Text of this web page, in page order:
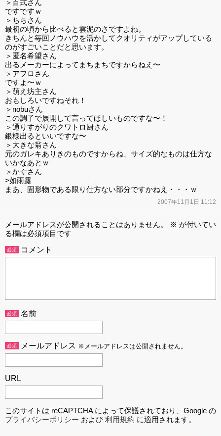
＞百式さん
ですですｗ
＞ちちさん
最初の頃から比べると雲泥のさですよね。
きちんと毎回ノウハウを活かしてクオリティがアップしている
のがすごいことだと思います。
＞匿名希望さん
出るメーカーによってまちまちですからねえ〜
＞アフロさん
ですよ〜ｗ
＞萌え坊主さん
おもしろいですねそれ！
＞nobuさん
この調子で展開して言ってほしいものですな〜！
＞通りすがりのクワトロ厨さん
銀様出るといいですな〜
＞大きな翁さん
元のガレキありきのものですからね、サイズ的なものは仕方な
いかなあとｗ
＞かぐさん
>如雨露
まあ、固形物である限り仕方ない部分ですかねえ・・・ｗ
2007年11月1日 11:12
メールアドレスが公開されることはありません。 ※ が付いてい
る欄は必須項目です
必須 コメント
必須 名前
必須 メールアドレス ※メールアドレスは公開されません。
URL
このサイトは reCAPTCHA によって保護されており、Google の
プライバシーポリシー および利用規約 に適用されます。